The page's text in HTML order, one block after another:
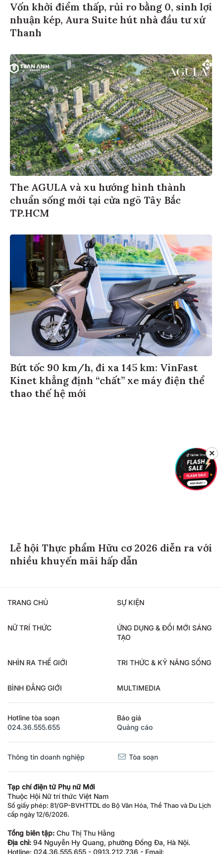
Vốn khởi điểm thấp, rủi ro bằng 0, sinh lợi
nhuận kép, Aura Suite hút nhà đầu tư xứ
Thanh
The AGULA và xu hướng hình thành
chuẩn sống mới tại cửa ngõ Tây Bắc
TP.HCM
Bứt tốc 90 km/h, đi xa 145 km: VinFast
Kinet khẳng định “chất” xe máy điện thể
thao thế hệ mới
Lễ hội Thực phẩm Hữu cơ 2026 diễn ra với
nhiều khuyến mãi hấp dẫn
TRANG CHỦ SỰ KIỆN
NỮ TRÍ THỨC
ỨNG DỤNG & ĐỔI MỚI SÁNG
TẠO
NHÌN RA THẾ GIỚI TRI THỨC & KỸ NĂNG SỐNG
BÌNH ĐẲNG GIỚI MULTIMEDIA
Hotline tòa soạn
024.36.555.655
Báo giá
Quảng cáo
Thông tin doanh nghiệp Tòa soạn
Tạp chí điện tử Phụ nữ Mới
Thuộc Hội Nữ trí thức Việt Nam
Số giấy phép: 81/GP-BVHTTDL do Bộ Văn Hóa, Thể Thao và Du Lịch
cấp ngày 12/6/2026.
Tổng biên tập: Chu Thị Thu Hằng
Địa chỉ: 94 Nguyễn Hy Quang, phường Đống Đa, Hà Nội.
Hotline: 024.36.555.655 - 0913.212.736 - Email:
✕